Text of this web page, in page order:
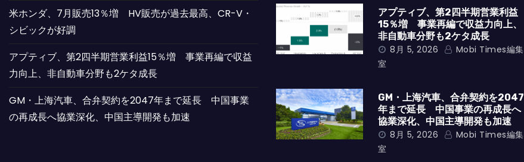
米ホンダ、7月販売13％増 HV販売が過去最高、CR-V・
シビックが好調
アプティブ、第2四半期営業利益15％増 事業再編で収益
力向上、非自動車分野も2ケタ成長
GM・上海汽車、合弁契約を2047年まで延長 中国事業
の再成長へ協業深化、中国主導開発も加速
アプティブ、第2四半期営業利益
15％増 事業再編で収益力向上、
非自動車分野も2ケタ成長
8月 5, 2026
Mobi Times編集
室
GM・上海汽車、合弁契約を2047
年まで延長 中国事業の再成長へ
協業深化、中国主導開発も加速
8月 5, 2026
Mobi Times編集
室